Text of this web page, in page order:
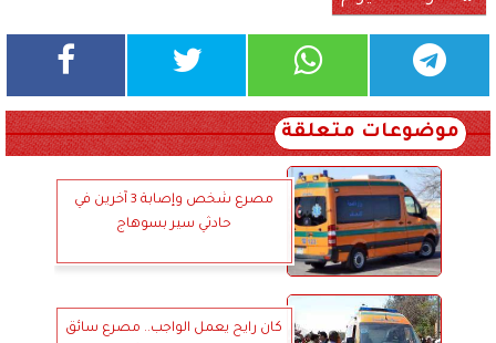
موضوعات متعلقة
مصرع شخص وإصابة 3 آخرين في
حادثي سير بسوهاج
كان رايح يعمل الواجب.. مصرع سائق